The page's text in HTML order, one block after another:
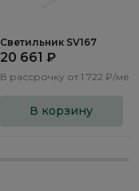
Светильник SV167
20 661 ₽
В рассрочку от 1 722 ₽/
В корзину